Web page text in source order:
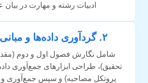
ادبیات رشته و مهارت در بیان
۲. گردآوری داده‌ها و مبانی نظری
شامل نگارش فصول اول و دوم
تحقیق)، طراحی ابزارهای جمع‌آوری
پروتکل مصاحبه) و سپس جمع‌آوری و